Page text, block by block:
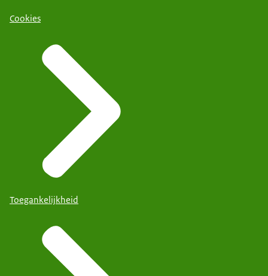
Cookies
Toegankelijkheid